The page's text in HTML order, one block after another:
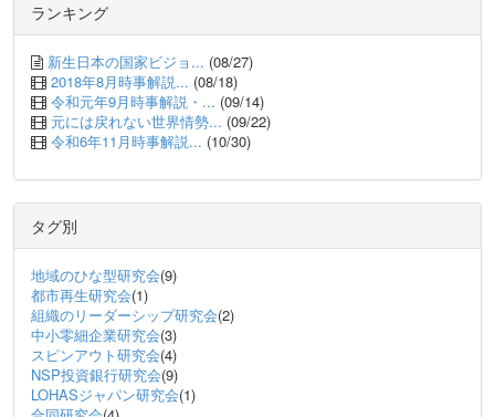
ランキング
新生日本の国家ビジョ... (08/27)
2018年8月時事解説... (08/18)
令和元年9月時事解説・... (09/14)
元には戻れない世界情勢... (09/22)
令和6年11月時事解説... (10/30)
タグ別
地域のひな型研究会(9)
都市再生研究会(1)
組織のリーダーシップ研究会(2)
中小零細企業研究会(3)
スピンアウト研究会(4)
NSP投資銀行研究会(9)
LOHASジャパン研究会(1)